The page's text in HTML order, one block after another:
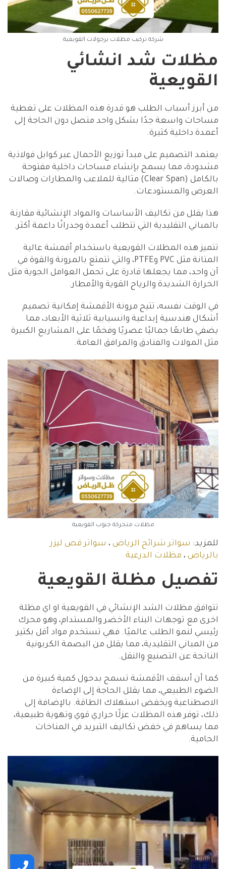
شركة تركيب مظلات برجولات القويعية
مظلات شد انشائي
القويعية
من أبرز أسباب الطلب هو قدرة هذه المظلات على تغطية
مساحات واسعة جدًا بشكل واحد متصل دون الحاجة إلى
أعمدة داخلية كثيرة.
يعتمد التصميم على مبدأ توزيع الأحمال عبر كوابل فولاذية
مشدودة، مما يسمح بإنشاء مساحات داخلية مفتوحة
بالكامل (Clear Span) مثالية للملاعب والمطارات وصالات
العرض والمستودعات.
هذا يقلل من تكاليف الأساسات والمواد الإنشائية مقارنة
بالمباني التقليدية التي تتطلب أعمدة وجدرانًا داعمة أكثر.
تتميز هذه المظلات القويعية باستخدام أقمشة عالية
المتانة مثل PVC وPTFE، والتي تتمتع بالمرونة والقوة في
آن واحد، مما يجعلها قادرة على تحمل العوامل الجوية مثل
الحرارة الشديدة والرياح القوية والأمطار.
في الوقت نفسه، تتيح مرونة الأقمشة إمكانية تصميم
أشكال هندسية إبداعية وانسيابية ثلاثية الأبعاد، مما
يضفي طابعًا جماليًا عصريًا وفخمًا على المشاريع الكبيرة
مثل المولات والفنادق والمرافق العامة.
مظلات متحركة جنوب القويعية
للمزيد: سواتر شرائح الرياض ، سواتر قص ليزر
بالرياض ، مظلات الدرعية
تفصيل مظلة القويعية
تتوافق مظلات الشد الإنشائي في القويعية او اي مظلة
اخرى مع توجهات البناء الأخضر والمستدام، وهو محرك
رئيسي لنمو الطلب عالميًا. فهي تستخدم مواد أقل بكثير
من المباني التقليدية، مما يقلل من البصمة الكربونية
الناتجة عن التصنيع والنقل.
كما أن أسقف الأقمشة تسمح بدخول كمية كبيرة من
الضوء الطبيعي، مما يقلل الحاجة إلى الإضاءة
الاصطناعية ويخفض استهلاك الطاقة. بالإضافة إلى
ذلك، توفر هذه المظلات عزلًا حراري قوي وتهوية طبيعية،
مما يساهم في خفض تكاليف التبريد في المناخات
الحامية.